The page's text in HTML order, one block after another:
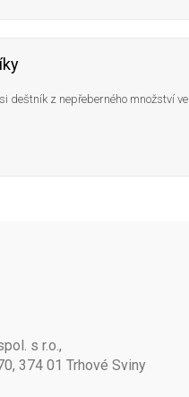
deštník z nepřeberného množství
s r.o.,
374 01 Trhové Sviny